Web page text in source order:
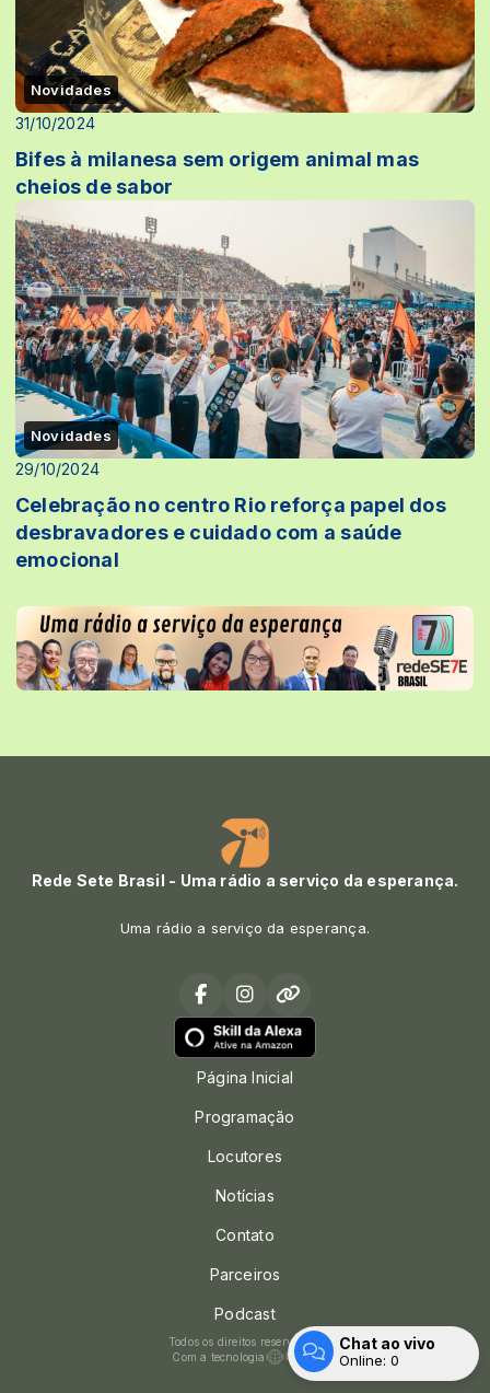
Novidades
31/10/2024
Bifes à milanesa sem origem animal mas
cheios de sabor
Novidades
29/10/2024
Celebração no centro Rio reforça papel dos
desbravadores e cuidado com a saúde
emocional
Rede Sete Brasil - Uma rádio a serviço da esperança.
Uma rádio a serviço da esperança.
Página Inicial
Programação
Locutores
Notícias
Contato
Parceiros
Podcast
Todos os direitos reservados.
Com a tecnologia
Chat ao vivo
Online: 0